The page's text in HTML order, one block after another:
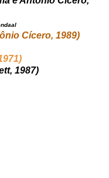
Cícero, 1989)
1987)